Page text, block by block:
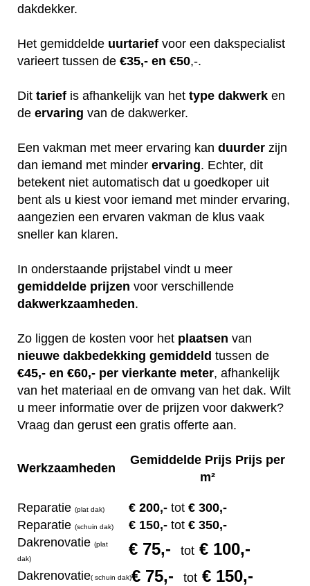
dakdekker.
Het gemiddelde uurtarief voor een dakspecialist
varieert tussen de €35,- en €50,-.
Dit tarief is afhankelijk van het type dakwerk en
de ervaring van de dakwerker.
Een vakman met meer ervaring kan duurder zijn
dan iemand met minder ervaring. Echter, dit
betekent niet automatisch dat u goedkoper uit
bent als u kiest voor iemand met minder ervaring,
aangezien een ervaren vakman de klus vaak
sneller kan klaren.
In onderstaande prijstabel vindt u meer
gemiddelde prijzen voor verschillende
dakwerkzaamheden.
Zo liggen de kosten voor het plaatsen van
nieuwe dakbedekking gemiddeld tussen de
€45,- en €60,- per vierkante meter, afhankelijk
van het materiaal en de omvang van het dak. Wilt
u meer informatie over de prijzen voor dakwerk?
Vraag dan gerust een gratis offerte aan.
Werkzaamheden
Gemiddelde Prijs Prijs per
m²
Reparatie (plat dak) € 200,- tot € 300,-
Reparatie (schuin dak) € 150,- tot € 350,-
Dakrenovatie (plat
dak)
€ 75,- tot € 100,-
Dakrenovatie( schuin dak)€ 75,- tot € 150,-